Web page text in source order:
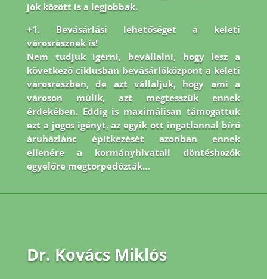
jók között is a legjobbak.
+1. Bevásárlási lehetőséget a keleti
városrésznek is!
Nem tudjuk ígérni, bevállalni, hogy lesz a
következő ciklusban bevásárlóközpont a keleti
városrészben, de azt vállaljuk, hogy ami a
városon múlik, azt megtesszük ennek
érdekében. Eddig is maximálisan támogattuk
ezt a jogos igényt, az egyik ott ingatlannal bíró
áruházlánc építkezését azonban ennek
ellenére a kormányhivatali döntéshozók
egyelőre megtorpedózták…
Dr. Kovács Miklós